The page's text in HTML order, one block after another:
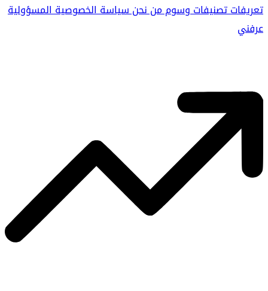
تعريفاتتصنيفاتوسوممن نحنسياسة الخصوصيةالمسؤولية
عرفني